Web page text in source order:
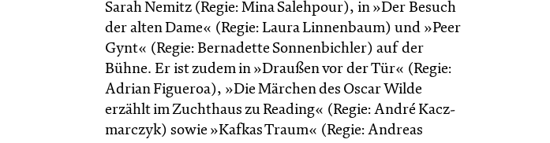
Sarah Nemitz (Regie: Mina Salehpour), in »Der Besuch
der alten Dame« (Regie: Laura Linnenbaum) und »Peer
Gynt« (Regie: Bernadette Sonnenbichler) auf der
Bühne. Er ist zudem in »Draußen vor der Tür« (Regie:
Adrian Figueroa), »Die Märchen des Oscar Wilde
erzählt im Zucht­haus zu Reading« (Regie: André Kacz­
marc­zyk) sowie »Kafkas Traum« (Regie: Andreas